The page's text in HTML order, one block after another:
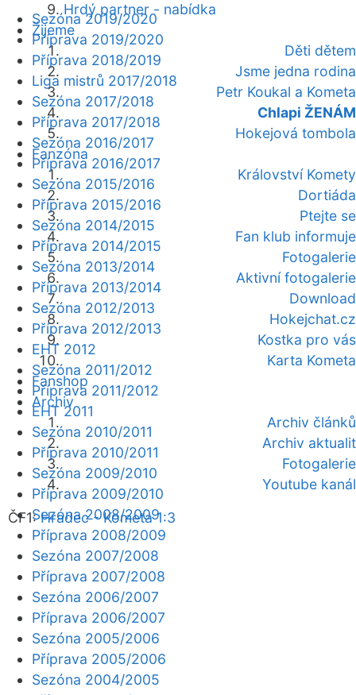
Hrdý partner - nabídka
Žijeme
Děti dětem
Jsme jedna rodina
Petr Koukal a Kometa
Chlapi ŽENÁM
Hokejová tombola
Fanzóna
Království Komety
Dortiáda
Ptejte se
Fan klub informuje
Fotogalerie
Aktivní fotogalerie
Download
Hokejchat.cz
Kostka pro vás
Karta Kometa
Fanshop
Archiv
Archiv článků
Archiv aktualit
Fotogalerie
Youtube kanál
ČF1:Hradec - Kometa 1:3
Sezóna 2019/2020
Příprava 2019/2020
Příprava 2018/2019
Liga mistrů 2017/2018
Sezóna 2017/2018
Příprava 2017/2018
Sezóna 2016/2017
Příprava 2016/2017
Sezóna 2015/2016
Příprava 2015/2016
Sezóna 2014/2015
Příprava 2014/2015
Sezóna 2013/2014
Příprava 2013/2014
Sezóna 2012/2013
Příprava 2012/2013
EHT 2012
Sezóna 2011/2012
Příprava 2011/2012
EHT 2011
Sezóna 2010/2011
Příprava 2010/2011
Sezóna 2009/2010
Příprava 2009/2010
Sezóna 2008/2009
Příprava 2008/2009
Sezóna 2007/2008
Příprava 2007/2008
Sezóna 2006/2007
Příprava 2006/2007
Sezóna 2005/2006
Příprava 2005/2006
Sezóna 2004/2005